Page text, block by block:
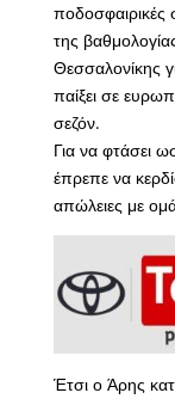
ποδοσφαιρικές
της
Θεσσαλονίκης
παίξει σε
σεζόν.
Για να φτάσει
έπρεπε να
απώλειες με
Έτσι ο Άρης